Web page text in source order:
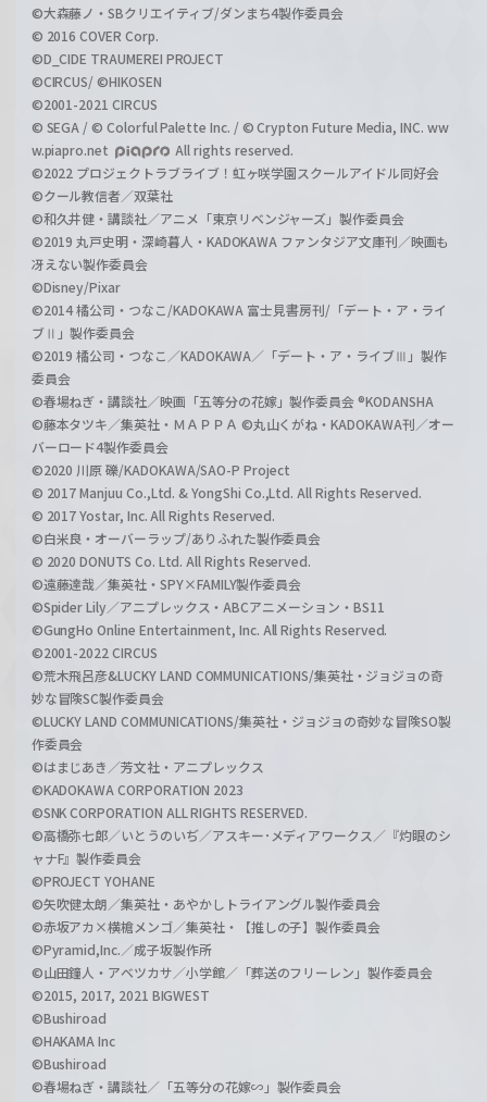
©大森藤ノ・SBクリエイティブ/ダンまち4製作委員会
© 2016 COVER Corp.
©D_CIDE TRAUMEREI PROJECT
©CIRCUS/ ©HIKOSEN
©2001-2021 CIRCUS
© SEGA / © Colorful Palette Inc. / © Crypton Future Media, INC. ww
w.piapro.net
All rights reserved.
©2022 プロジェクトラブライブ！虹ヶ咲学園スクールアイドル同好会
©クール教信者／双葉社
©和久井健・講談社／アニメ「東京リベンジャーズ」製作委員会
©2019 丸戸史明・深崎暮人・KADOKAWA ファンタジア文庫刊／映画も
冴えない製作委員会
©Disney/Pixar
©2014 橘公司・つなこ/KADOKAWA 富士見書房刊/「デート・ア・ライ
ブⅡ」製作委員会
©2019 橘公司・つなこ／KADOKAWA／「デート・ア・ライブⅢ」製作
委員会
©春場ねぎ・講談社／映画「五等分の花嫁」製作委員会 ®KODANSHA
©藤本タツキ／集英社・ＭＡＰＰＡ ©丸山くがね・KADOKAWA刊／オー
バーロード4製作委員会
©2020 川原 礫/KADOKAWA/SAO-P Project
© 2017 Manjuu Co.,Ltd. & YongShi Co.,Ltd. All Rights Reserved.
© 2017 Yostar, Inc. All Rights Reserved.
©白米良・オーバーラップ/ありふれた製作委員会
© 2020 DONUTS Co. Ltd. All Rights Reserved.
©遠藤達哉／集英社・SPY×FAMILY製作委員会
©Spider Lily／アニプレックス・ABCアニメーション・BS11
©GungHo Online Entertainment, Inc. All Rights Reserved.
©2001-2022 CIRCUS
©荒木飛呂彦&LUCKY LAND COMMUNICATIONS/集英社・ジョジョの奇
妙な冒険SC製作委員会
©LUCKY LAND COMMUNICATIONS/集英社・ジョジョの奇妙な冒険SO製
作委員会
©はまじあき／芳文社・アニプレックス
©KADOKAWA CORPORATION 2023
©SNK CORPORATION ALL RIGHTS RESERVED.
©高橋弥七郎／いとうのいぢ／アスキー･メディアワークス／『灼眼のシ
ャナF』製作委員会
©PROJECT YOHANE
©矢吹健太朗／集英社・あやかしトライアングル製作委員会
©赤坂アカ×横槍メンゴ／集英社・【推しの子】製作委員会
©Pyramid,Inc.／成子坂製作所
©山田鐘人・アベツカサ／小学館／「葬送のフリーレン」製作委員会
©2015, 2017, 2021 BIGWEST
©Bushiroad
©HAKAMA Inc
©Bushiroad
©春場ねぎ・講談社／「五等分の花嫁∽」製作委員会